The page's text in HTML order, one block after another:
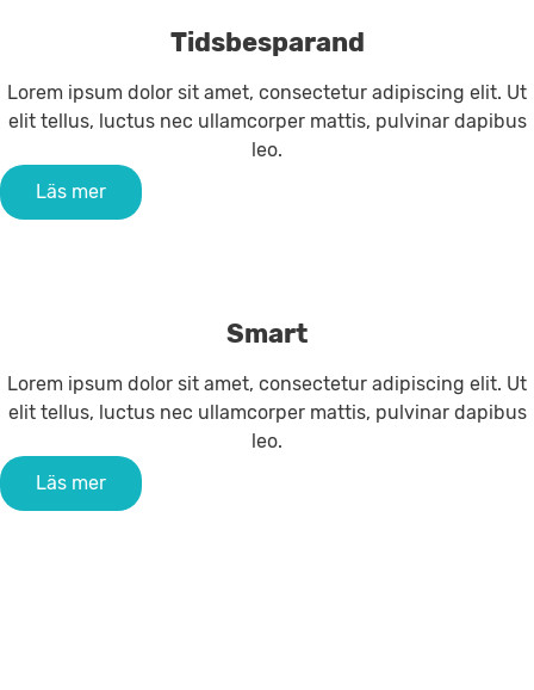
Tidsbesparand
Lorem ipsum dolor sit amet, consectetur adipiscing elit. Ut
elit tellus, luctus nec ullamcorper mattis, pulvinar dapibus
leo.
Läs mer
Smart
Lorem ipsum dolor sit amet, consectetur adipiscing elit. Ut
elit tellus, luctus nec ullamcorper mattis, pulvinar dapibus
leo.
Läs mer